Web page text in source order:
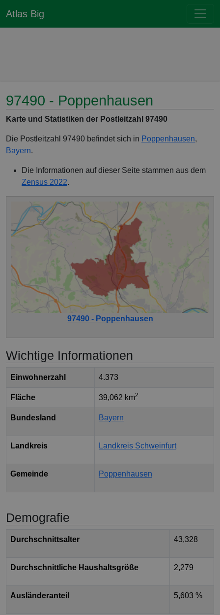
Atlas Big
97490 - Poppenhausen
Karte und Statistiken der Postleitzahl 97490
Die Postleitzahl 97490 befindet sich in Poppenhausen,
Bayern.
Die Informationen auf dieser Seite stammen aus dem
Zensus 2022.
97490 - Poppenhausen
Wichtige Informationen
Einwohnerzahl 4.373
Fläche 39,062 km2
Bundesland Bayern
Landkreis Landkreis Schweinfurt
Gemeinde Poppenhausen
Demografie
Durchschnittsalter 43,328
Durchschnittliche Haushaltsgröße 2,279
Ausländeranteil 5,603 %